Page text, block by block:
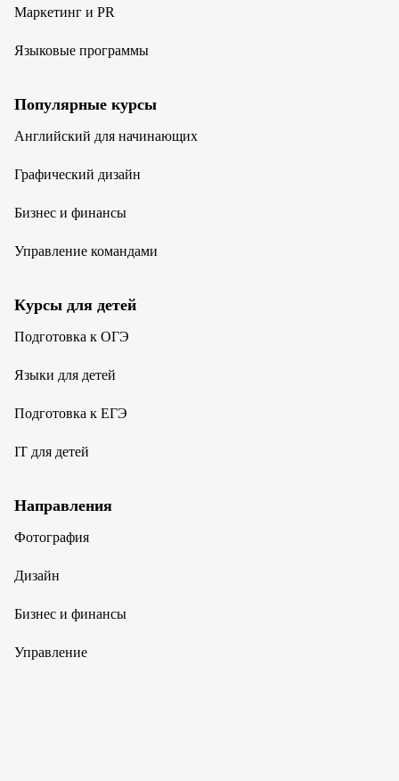
Маркетинг и PR
Языковые программы
Популярные курсы
Английский для начинающих
Графический дизайн
Бизнес и финансы
Управление командами
Курсы для детей
Подготовка к ОГЭ
Языки для детей
Подготовка к ЕГЭ
IT для детей
Направления
Фотография
Дизайн
Бизнес и финансы
Управление